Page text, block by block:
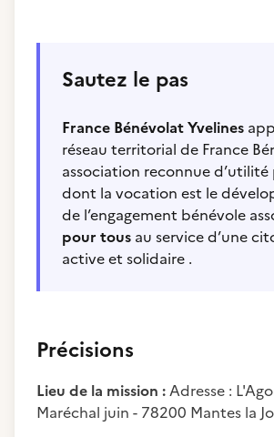
Sautez le pas
France Bénévolat Yvelines
réseau territorial de France
association reconnue
dont la vocation est le
de l’engagement bénévole
pour tous au service d’une
active et solidaire .
Précisions
Lieu de la mission :Adresse :
Maréchal juin - 78200 Mantes la